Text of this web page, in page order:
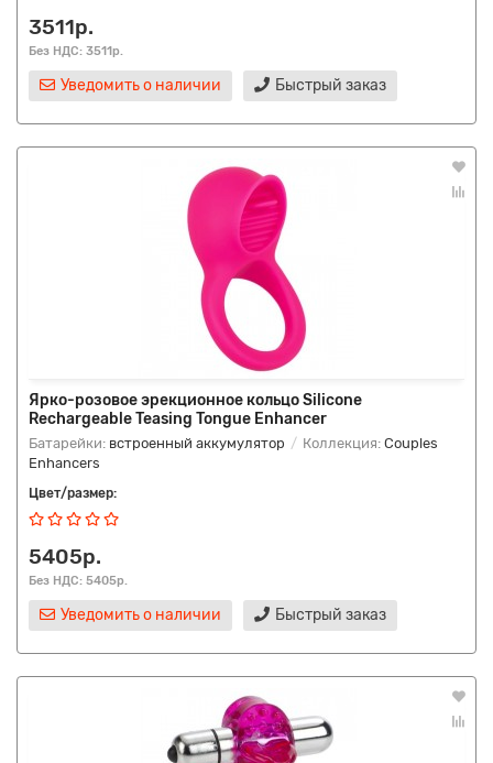
3511р.
Без НДС: 3511р.
Уведомить о наличии Быстрый заказ
Ярко-розовое эрекционное кольцо Silicone
Rechargeable Teasing Tongue Enhancer
Батарейки: встроенный аккумулятор Коллекция: Couples
Enhancers
Цвет/размер:
5405р.
Без НДС: 5405р.
Уведомить о наличии Быстрый заказ